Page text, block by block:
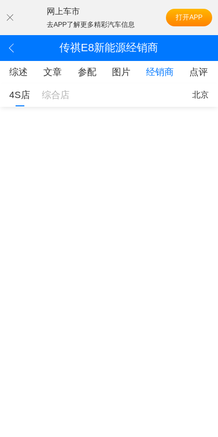
网上车市
去APP了解更多精彩汽车信息
打开APP
传祺E8新能源经销商
综述 文章 参配 图片 经销商 点评
4S店 综合店 北京